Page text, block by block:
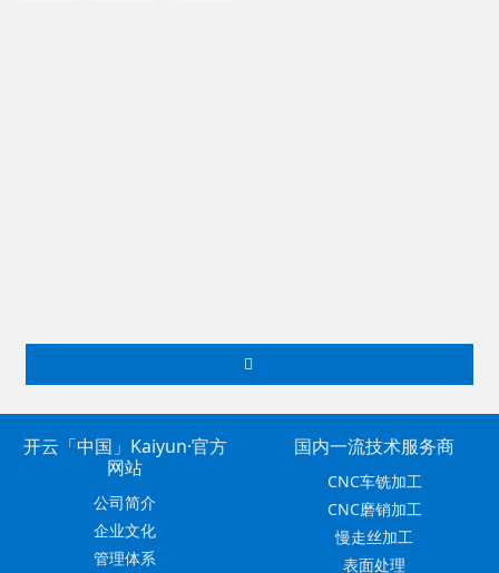
开云「中国」Kaiyun·官方
网站
公司简介
企业文化
管理体系
国内一流技术服务商
CNC车铣加工
CNC磨销加工
慢走丝加工
表面处理